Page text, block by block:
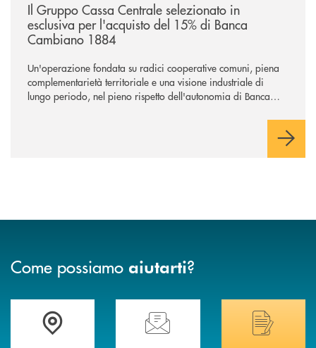
Il Gruppo Cassa Centrale selezionato in
esclusiva per l'acquisto del 15% di Banca
Cambiano 1884
Un'operazione fondata su radici cooperative comuni, piena
complementarietà territoriale e una visione industriale di
lungo periodo, nel pieno rispetto dell'autonomia di Banca
negoziazione esclusiva per la finalizzazione dell’operazione.
Come possiamo aiutarti?
Trova la filiale più vicina a TeHai bisogno di assistenza immediata?
Hai bisogno di